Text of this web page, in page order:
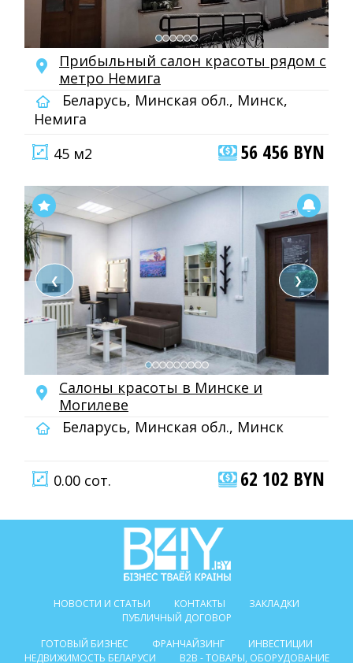
Прибыльный салон красоты рядом с
метро Немига
Беларусь, Минская обл., Минск,
Немига
45 м2
56 456 BYN
❮ ❯
Салоны красоты в Минске и
Могилеве
Беларусь, Минская обл., Минск
0.00 сот. 62 102 BYN
НОВОСТИ И СТАТЬИ КОНТАКТЫ
ЗАКЛАДКИ
ПУБЛИЧНЫЙ ДОГОВОР
ГОТОВЫЙ БИЗНЕС
ФРАНЧАЙЗИНГ
ИНВЕСТИЦИИ
НЕДВИЖИМОСТЬ БЕЛАРУСИ
B2B - ТОВАРЫ, ОБОРУДОВАНИЕ